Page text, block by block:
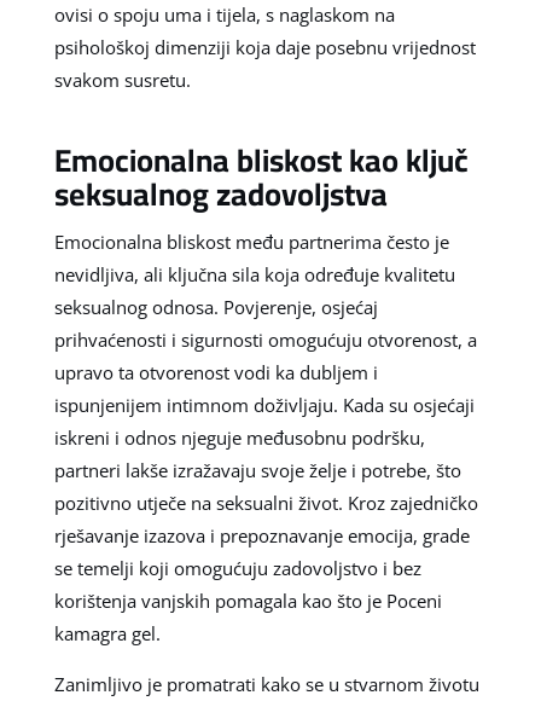
ovisi o spoju uma i tijela, s naglaskom na
psihološkoj dimenziji koja daje posebnu vrijednost
svakom susretu.
Emocionalna bliskost kao ključ
seksualnog zadovoljstva
Emocionalna bliskost među partnerima često je
nevidljiva, ali ključna sila koja određuje kvalitetu
seksualnog odnosa. Povjerenje, osjećaj
prihvaćenosti i sigurnosti omogućuju otvorenost, a
upravo ta otvorenost vodi ka dubljem i
ispunjenijem intimnom doživljaju. Kada su osjećaji
iskreni i odnos njeguje međusobnu podršku,
partneri lakše izražavaju svoje želje i potrebe, što
pozitivno utječe na seksualni život. Kroz zajedničko
rješavanje izazova i prepoznavanje emocija, grade
se temelji koji omogućuju zadovoljstvo i bez
korištenja vanjskih pomagala kao što je Poceni
kamagra gel.
Zanimljivo je promatrati kako se u stvarnom životu